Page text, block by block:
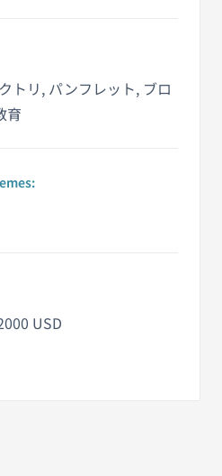
トリ, パンフレット, ブロ
育
USD